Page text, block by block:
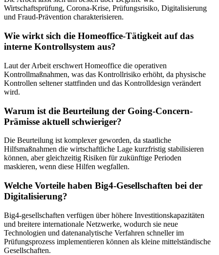
Wirtschaftsprüfung, Corona-Krise, Prüfungsrisiko, Digitalisierung
und Fraud-Prävention charakterisieren.
Wie wirkt sich die Homeoffice-Tätigkeit auf das
interne Kontrollsystem aus?
Laut der Arbeit erschwert Homeoffice die operativen
Kontrollmaßnahmen, was das Kontrollrisiko erhöht, da physische
Kontrollen seltener stattfinden und das Kontrolldesign verändert
wird.
Warum ist die Beurteilung der Going-Concern-
Prämisse aktuell schwieriger?
Die Beurteilung ist komplexer geworden, da staatliche
Hilfsmaßnahmen die wirtschaftliche Lage kurzfristig stabilisieren
können, aber gleichzeitig Risiken für zukünftige Perioden
maskieren, wenn diese Hilfen wegfallen.
Welche Vorteile haben Big4-Gesellschaften bei der
Digitalisierung?
Big4-gesellschaften verfügen über höhere Investitionskapazitäten
und breitere internationale Netzwerke, wodurch sie neue
Technologien und datenanalytische Verfahren schneller im
Prüfungsprozess implementieren können als kleine mittelständische
Gesellschaften.